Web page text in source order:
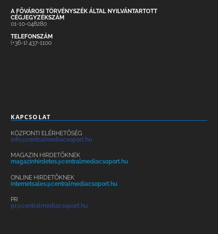
A FŐVÁROSI TÖRVÉNYSZÉK ÁLTAL NYILVÁNTARTOTT
CÉGJEGYZÉKSZÁM
01-10-048280
TELEFONSZÁM
(+36-1) 437-1100
KAPCSOLAT
KÖZPONTI ELÉRHETŐSÉG
info@centralmediacsoport.hu
MAGAZIN HIRDETŐKNEK
magazinhirdetes@centralmediacsoport.hu
ONLINE HIRDETŐKNEK
internetsales@centralmediacsoport.hu
PR
pr@centralmediacsoport.hu